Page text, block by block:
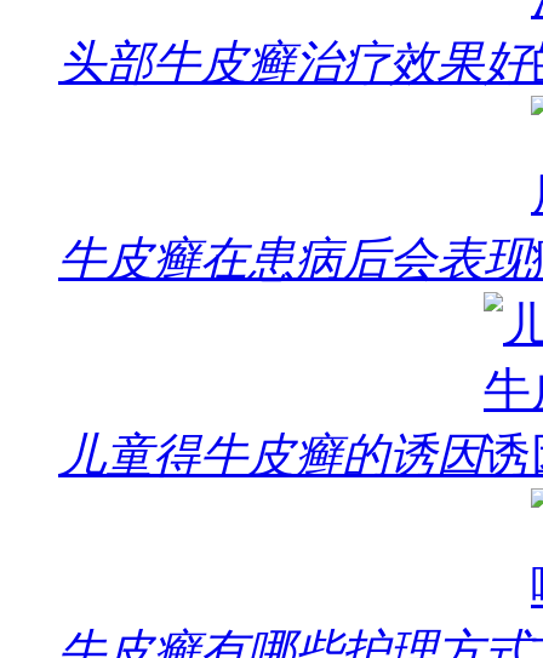
头部牛皮癣治疗效果好
牛皮癣在患病后会表现
儿童得牛皮癣的诱因